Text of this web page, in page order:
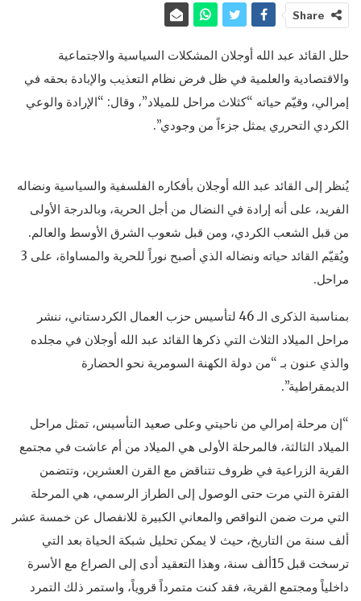
Share
حلل القائد عبد الله أوجلان المشكلات السياسية والاجتماعية
والاقتصادية والعلمية في ظل فرض نظام التعذيب والإبادة بحقه في
إمرالي، وقيّم حياته “كثلاث مراحل للميلاد”، وقال: “الإرادة والوعي
الكردي التحرري يمثل جزءاً من وجودي”.
يُنظر إلى القائد عبد الله أوجلان بأفكاره الفلسفية والسياسية ونضاله
الفريد، على أنه إرادة في النضال من أجل الحرية، وبالدرجة الأولى
من قبل الشعب الكردي، ومن قبل شعوب الشرق الأوسط والعالم.
ويُقيّم القائد حياته ونضاله الذي أصبح نوراً للحرية والمساواة، على 3
مراحل.
بمناسبة الذكرى الـ 46 لتأسيس حزب العمال الكردستاني، ننشر
مراحل الميلاد الثلاث التي ذكرها القائد عبد الله أوجلان في مجلده
والذي عنون بـ “من دولة الكهنة السومرية نحو الحضارة
الديمقراطية”.
“إن مرحلة إمرالي من ناحيتي وعلى صعيد التأسيس، تمثل مراحل
الميلاد الثالثة، فالمرحلة الأولى هي الميلاد من أم عاشت في مجتمع
القرية الزراعية في ظروف تتناقض مع القرن العشرين، وتتضمن
الفترة التي مرت حتى الوصول إلى الطراز الرسمي، هي المرحلة
التي مرت ضمن النواقص والمعاني الكبيرة للانفصال عن خمسة عشر
ألف سنة من التاريخ، حيث لا يمكن تحليل شبكة الحياة بعد التي
ترسخت قبل 15ألف سنة، وهذا التعقيد أدى إلى الصراع مع الأسرة
داخلياً ومجتمع القرية، فقد كنت متمرداً قروياً، واستمر ذلك التمرد